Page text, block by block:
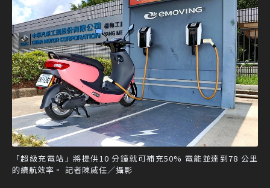
「超級充電站」將提供10 分鐘就可補充50% 電能並達到78 公里
的續航效率。 記者陳威任／攝影